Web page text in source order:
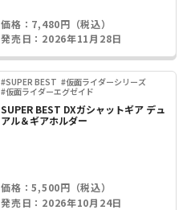
価格：7,480円（税込）
発売日：2026年11月28日
#SUPER BEST #仮面ライダーシリーズ
#仮面ライダーエグゼイド
SUPER BEST DXガシャットギア デュ
アル＆ギアホルダー
価格：5,500円（税込）
発売日：2026年10月24日